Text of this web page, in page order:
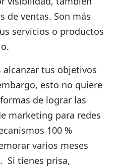
de ventas. Son más
servicios o productos
tus objetivos
esto no quiere
de lograr las
marketing para redes
100 %
varios meses
Si tienes prisa,